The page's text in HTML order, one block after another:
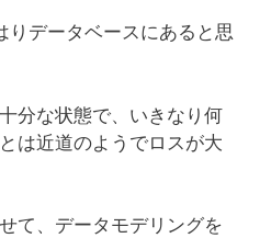
データベースにあると思
分な状態で、いきなり何
は近道のようでロスが大
て、データモデリングを